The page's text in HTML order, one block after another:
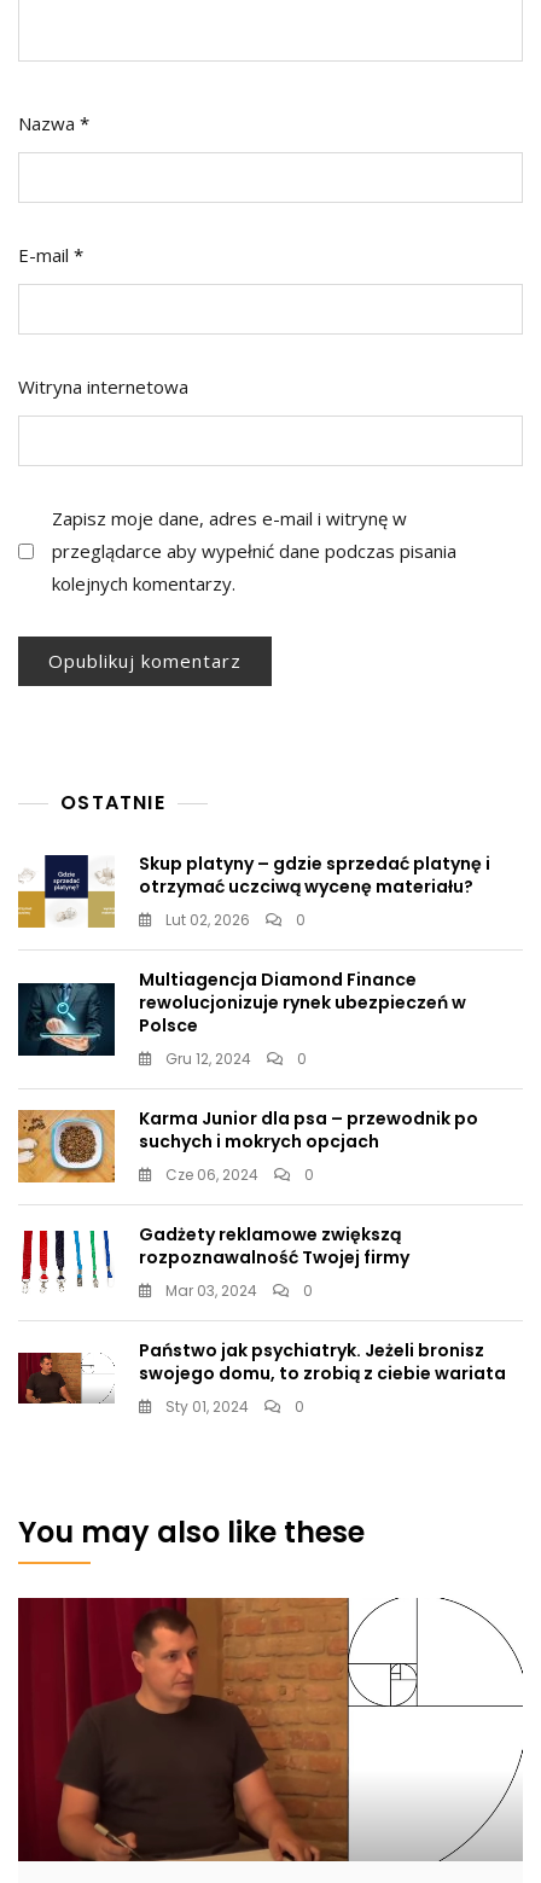
Nazwa *
E-mail *
Witryna internetowa
Zapisz moje dane, adres e-mail i witrynę w
przeglądarce aby wypełnić dane podczas pisania
kolejnych komentarzy.
OSTATNIE
Skup platyny – gdzie sprzedać platynę i
otrzymać uczciwą wycenę materiału?
Lut 02, 2026 0
Multiagencja Diamond Finance
rewolucjonizuje rynek ubezpieczeń w
Polsce
Gru 12, 2024 0
Karma Junior dla psa – przewodnik po
suchych i mokrych opcjach
Cze 06, 2024 0
Gadżety reklamowe zwiększą
rozpoznawalność Twojej firmy
Mar 03, 2024 0
Państwo jak psychiatryk. Jeżeli bronisz
swojego domu, to zrobią z ciebie wariata
Sty 01, 2024 0
You may also like these